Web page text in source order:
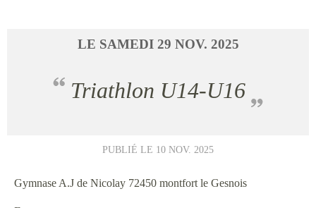
LE SAMEDI 29 NOV. 2025
Triathlon U14-U16
PUBLIÉ LE 10 NOV. 2025
Gymnase A.J de Nicolay 72450 montfort le Gesnois